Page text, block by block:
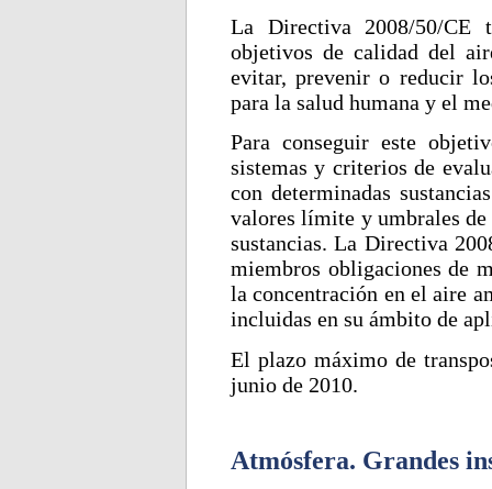
La Directiva 2008/50/CE
objetivos de calidad del
evitar, prevenir o reducir
para la salud humana y el
Para conseguir este
sistemas y criterios de
con determinadas
valores límite y umbrales de
sustancias. La Directiva
miembros obligaciones de
la concentración en el aire
incluidas en su ámbito de
El plazo máximo de
junio de 2010.
Atmósfera. Grandes